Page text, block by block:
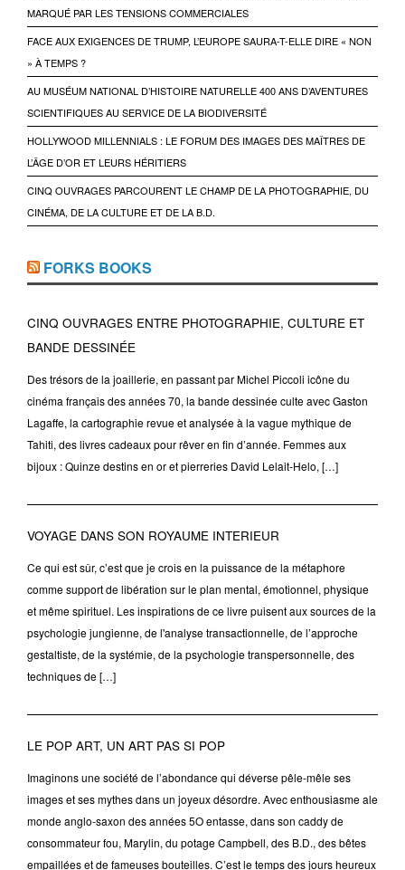
MARQUÉ PAR LES TENSIONS COMMERCIALES
FACE AUX EXIGENCES DE TRUMP, L’EUROPE SAURA-T-ELLE DIRE « NON
» À TEMPS ?
AU MUSÉUM NATIONAL D’HISTOIRE NATURELLE 400 ANS D’AVENTURES
SCIENTIFIQUES AU SERVICE DE LA BIODIVERSITÉ
HOLLYWOOD MILLENNIALS : LE FORUM DES IMAGES DES MAÎTRES DE
L’ÂGE D’OR ET LEURS HÉRITIERS
CINQ OUVRAGES PARCOURENT LE CHAMP DE LA PHOTOGRAPHIE, DU
CINÉMA, DE LA CULTURE ET DE LA B.D.
FORKS BOOKS
CINQ OUVRAGES ENTRE PHOTOGRAPHIE, CULTURE ET
BANDE DESSINÉE
Des trésors de la joaillerie, en passant par Michel Piccoli icône du
cinéma français des années 70, la bande dessinée culte avec Gaston
Lagaffe, la cartographie revue et analysée à la vague mythique de
Tahiti, des livres cadeaux pour rêver en fin d’année. Femmes aux
bijoux : Quinze destins en or et pierreries David Lelait-Helo, […]
VOYAGE DANS SON ROYAUME INTERIEUR
Ce qui est sûr, c’est que je crois en la puissance de la métaphore
comme support de libération sur le plan mental, émotionnel, physique
et même spirituel. Les inspirations de ce livre puisent aux sources de la
psychologie jungienne, de l'analyse transactionnelle, de l’approche
gestaltiste, de la systémie, de la psychologie transpersonnelle, des
techniques de […]
LE POP ART, UN ART PAS SI POP
Imaginons une société de l’abondance qui déverse pêle-mêle ses
images et ses mythes dans un joyeux désordre. Avec enthousiasme ale
monde anglo-saxon des années 5O entasse, dans son caddy de
consommateur fou, Marylin, du potage Campbell, des B.D., des bêtes
empaillées et de fameuses bouteilles. C’est le temps des jours heureux